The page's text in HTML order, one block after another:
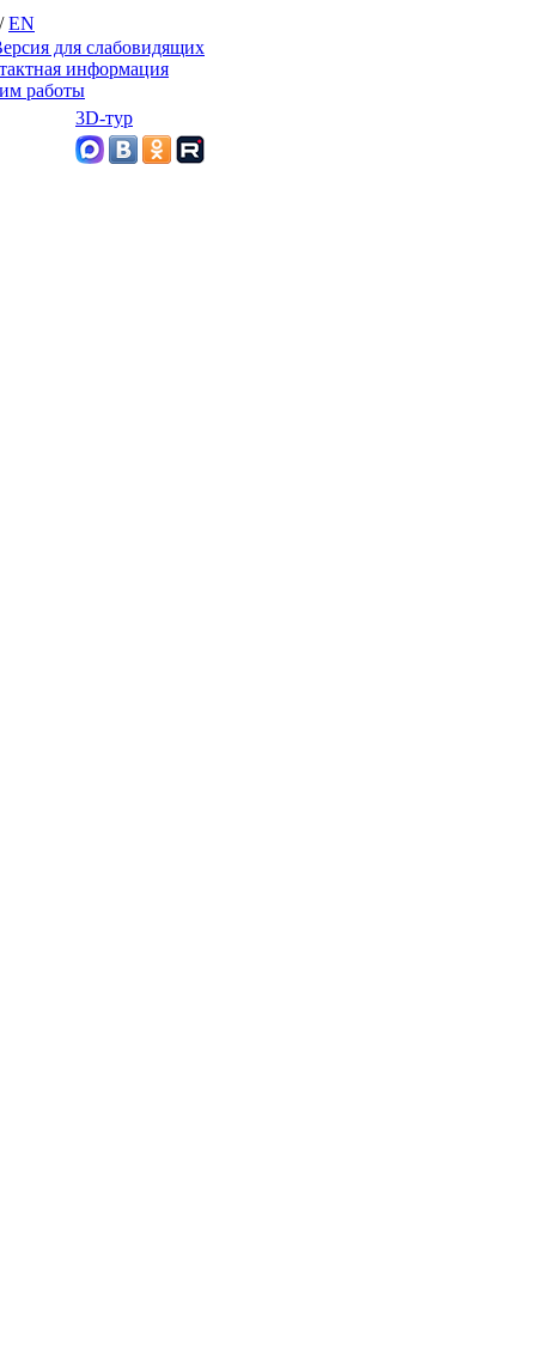
EN
для слабовидящих
информация
работы
3D-тур